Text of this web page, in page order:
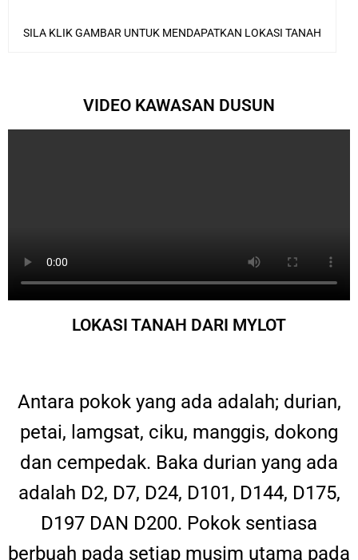
SILA KLIK GAMBAR UNTUK MENDAPATKAN LOKASI TANAH
VIDEO KAWASAN DUSUN
LOKASI TANAH DARI MYLOT
Antara pokok yang ada adalah; durian,
petai, lamgsat, ciku, manggis, dokong
dan cempedak. Baka durian yang ada
adalah D2, D7, D24, D101, D144, D175,
D197 DAN D200. Pokok sentiasa
berbuah pada setiap musim utama pada